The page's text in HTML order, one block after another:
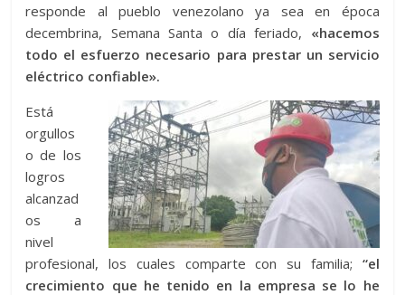
responde al pueblo venezolano ya sea en época
decembrina, Semana Santa o día feriado, «hacemos
todo el esfuerzo necesario para prestar un servicio
eléctrico confiable».
Está
orgullos
o de los
logros
alcanzad
os a
nivel
profesional, los cuales comparte con su familia; “el
crecimiento que he tenido en la empresa se lo he